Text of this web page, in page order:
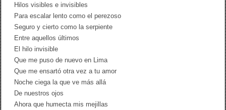
Hilos visibles e invisibles
Para escalar lento como el perezoso
Seguro y cierto como la serpiente
Entre aquellos últimos
El hilo invisible
Que me puso de nuevo en Lima
Que me ensartó otra vez a tu amor
Noche ciega la que ve más allá
De nuestros ojos
Ahora que humecta mis mejillas